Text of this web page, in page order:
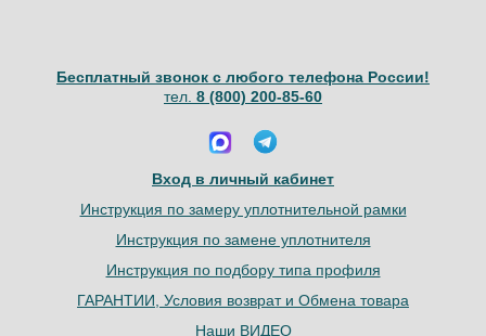
Бесплатный звонок с любого телефона России!
тел. 8 (800) 200-85-60
Вход в личный кабинет
Инструкция по замеру уплотнительной рамки
Инструкция по замене уплотнителя
Инструкция по подбору типа профиля
ГАРАНТИИ, Условия возврат и Обмена товара
Наши ВИДЕО